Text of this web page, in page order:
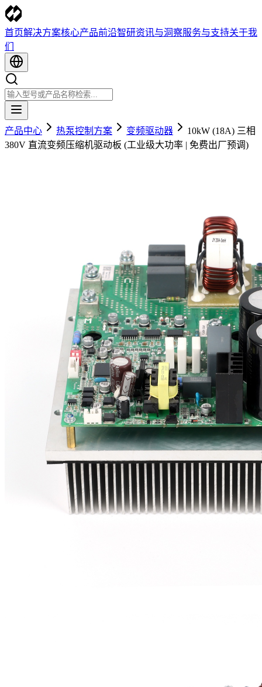
首页解决方案核心产品前沿智研资讯与洞察服务与支持关于我
们
产品中心 热泵控制方案 变频驱动器
10kW (18A) 三相
380V 直流变频压缩机驱动板 (工业级大功率 | 免费出厂预调)